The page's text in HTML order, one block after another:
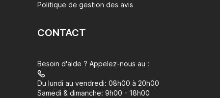
Politique de gestion des avis
CONTACT
Besoin d'aide ? Appelez-nous au :
Du lundi au vendredi: 08h00 à 20h00
Samedi & dimanche: 9h00 - 18h00